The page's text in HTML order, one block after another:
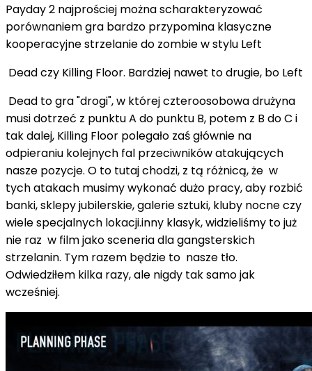
Payday 2 najprościej można scharakteryzować
porównaniem gra bardzo przypomina klasyczne
kooperacyjne strzelanie do zombie w stylu Left
Dead czy Killing Floor. Bardziej nawet to drugie, bo Left
Dead to gra "drogi", w której czteroosobowa drużyna
musi dotrzeć z punktu A do punktu B, potem z B do C i
tak dalej, Killing Floor polegało zaś głównie na
odpieraniu kolejnych fal przeciwników atakujących
nasze pozycje. O to tutaj chodzi, z tą różnicą, że w
tych atakach musimy wykonać dużo pracy, aby rozbić
banki, sklepy jubilerskie, galerie sztuki, kluby nocne czy
wiele specjalnych lokacji.inny klasyk, widzieliśmy to już
nie raz w film jako sceneria dla gangsterskich
strzelanin. Tym razem będzie to nasze tło.
Odwiedziłem kilka razy, ale nigdy tak samo jak
wcześniej.